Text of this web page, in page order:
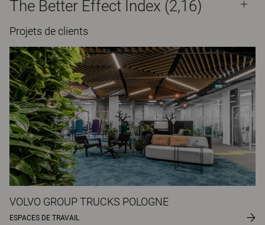
The Better Effect Index (2,16)
Projets de clients
VOLVO GROUP TRUCKS POLOGNE
ESPACES DE TRAVAIL